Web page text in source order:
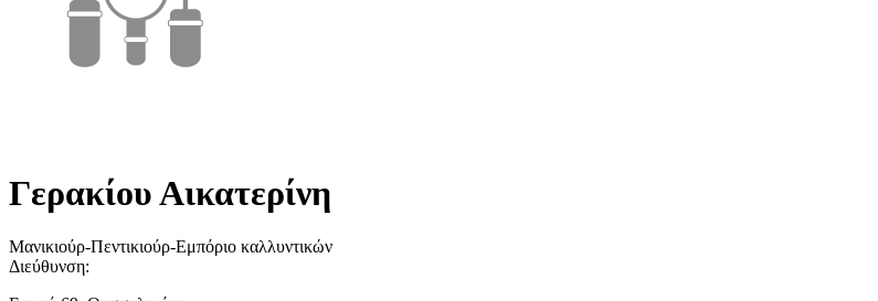
Γερακίου Αικατερίνη
Μανικιούρ-Πεντικιούρ-Εμπόριο καλλυντικών
Διεύθυνση: